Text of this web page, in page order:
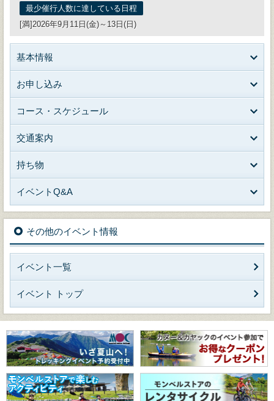
最少催行人数に達している日程
[満]2026年9月11日(金)～13日(日)
基本情報
お申し込み
コース・スケジュール
交通案内
持ち物
イベントQ&A
その他のイベント情報
イベント一覧
イベント トップ